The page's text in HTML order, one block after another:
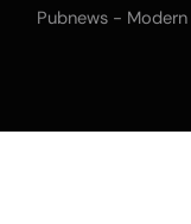
Pubnews -